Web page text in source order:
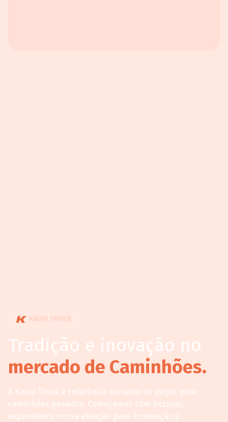
KAUAI TRUCK
Tradição e inovação no
mercado de Caminhões.
A Kauai Truck é referência no setor de peças para
caminhões pesados. Começamos com buzinas,
expandimos nossa atuação para iluminação e